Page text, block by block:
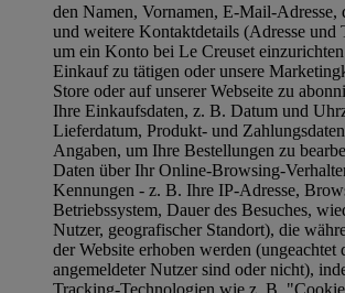
den Namen, Vornamen, E-Mail-Adresse,
und weitere Kontaktdetails (Adresse und
um ein Konto bei Le Creuset
Einkauf zu tätigen oder unsere
Store oder auf unserer Webseite zu
Ihre Einkaufsdaten, z. B. Datum und
Lieferdatum, Produkt- und
Angaben, um Ihre Bestellungen zu
Daten über Ihr Online-Browsing-
Kennungen - z. B. Ihre IP-Adresse,
Betriebssystem, Dauer des Besuches,
Nutzer, geografischer Standort), die
der Website erhoben werden (ungeachtet
angemeldeter Nutzer sind oder nicht),
Tracking-Technologien wie z. B.